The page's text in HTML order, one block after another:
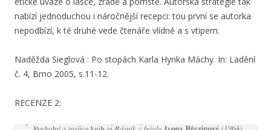
nabízí jednoduchou i náročnější recepci: tou první se autorka
nepodbízí, k té druhé vede čtenáře vlídně a s vtipem.
Naděžda Sieglová : Po stopách Karla Hynka Máchy. In: Ladění
č. 4, Brno 2005, s.11-12.
RECENZE 2: